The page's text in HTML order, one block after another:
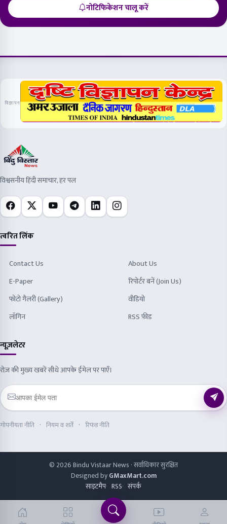
नोटिफिकेशन चालू करें
विज्ञापन
विश्वसनीय हिंदी समाचार, हर पल
त्वरित लिंक
Contact Us
About Us
E-Paper
रिपोर्टर बनें (Join Us)
फोटो गैलरी (Gallery)
वीडियो
लॉगिन
RSS फ़ीड
न्यूज़लेटर
रोज़ की मुख्य खबरें सीधे आपके ईमेल पर पाएँ।
गोपनीयता नीति नियम व शर्तें रिफंड नीति
© 2026 Bindu Vistaar News · सर्वाधिकार सुरक्षित
Designed byGMaxMart.com
साइटमैप RSS संपर्क